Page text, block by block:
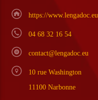
https://www.lengadoc.eu
04 68 32 16 54
contact@lengadoc.eu
10 rue Washington
11100 Narbonne